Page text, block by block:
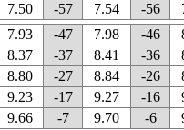
7.50 -57 7.54 -56
7.93 -47 7.98 -46
8.37 -37 8.41 -36
8.80 -27 8.84 -26
9.23 -17 9.27 -16
9.66 -7 9.70 -6